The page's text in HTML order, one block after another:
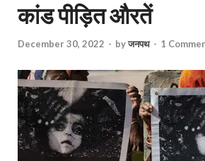
कांड पीड़ित औरतें
December 30, 2022 - byजनपथ - 1